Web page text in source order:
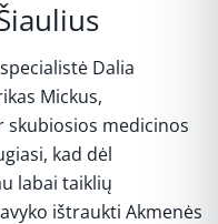
Dalia
Mickus,
skubiosios medicinos
kad dėl
labai taiklių
ištraukti Akmenės